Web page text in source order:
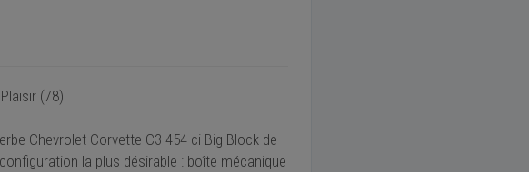
(78)
Chevrolet Corvette C3 454 ci Big Block de
la plus désirable : boîte mécanique